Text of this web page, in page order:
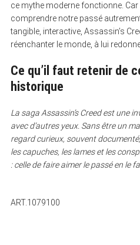
ce mythe moderne fonctionne.
comprendre notre passé
tangible, interactive, Assassin’s
réenchanter le monde, à lui
Ce qu’il faut retenir de
historique
La saga Assassin’s Creed est une
avec d’autres yeux. Sans être un
regard curieux, souvent
les capuches, les lames et les
: celle de faire aimer le passé en le
ART.1079100